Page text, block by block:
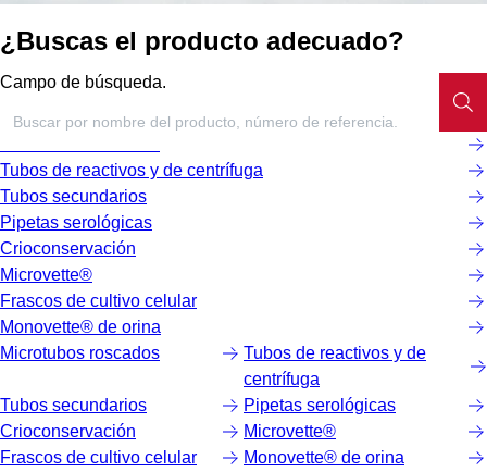
¿Buscas el producto adecuado?
Campo de búsqueda.
Tubos de reactivos y de centrífuga
Tubos secundarios
Pipetas serológicas
Crioconservación
Microvette®
Frascos de cultivo celular
Monovette® de orina
Microtubos roscados
Tubos de reactivos y de
centrífuga
Tubos secundarios
Pipetas serológicas
Crioconservación
Microvette®
Frascos de cultivo celular
Monovette® de orina